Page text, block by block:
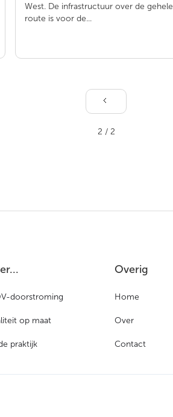
West. De infrastructuur over de gehele
route is voor de...
2 / 2
doorstroming
op maat
praktijk
Overig
Home
Over
Contact